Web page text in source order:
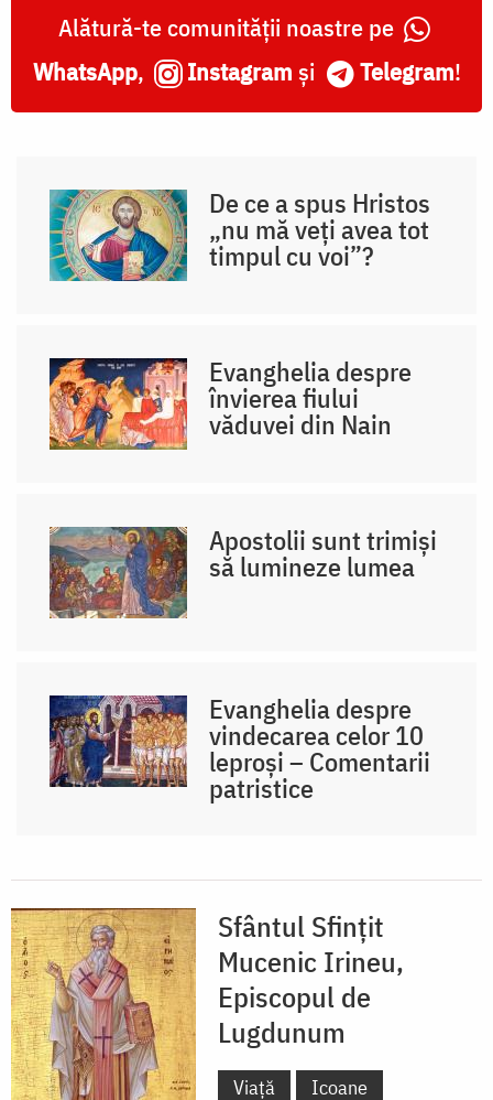
Alătură-te comunității noastre pe
WhatsApp, Instagram și Telegram!
De ce a spus Hristos
„nu mă veţi avea tot
timpul cu voi”?
Evanghelia despre
învierea fiului
văduvei din Nain
Apostolii sunt trimiși
să lumineze lumea
Evanghelia despre
vindecarea celor 10
leproși – Comentarii
patristice
Sfântul Sfințit
Mucenic Irineu,
Episcopul de
Lugdunum
Viață Icoane